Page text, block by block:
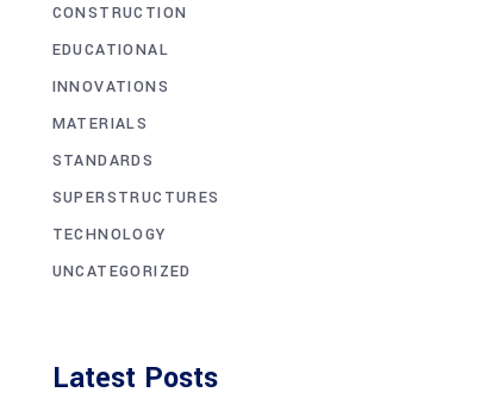
CONSTRUCTION
EDUCATIONAL
INNOVATIONS
MATERIALS
STANDARDS
SUPERSTRUCTURES
TECHNOLOGY
UNCATEGORIZED
Latest Posts